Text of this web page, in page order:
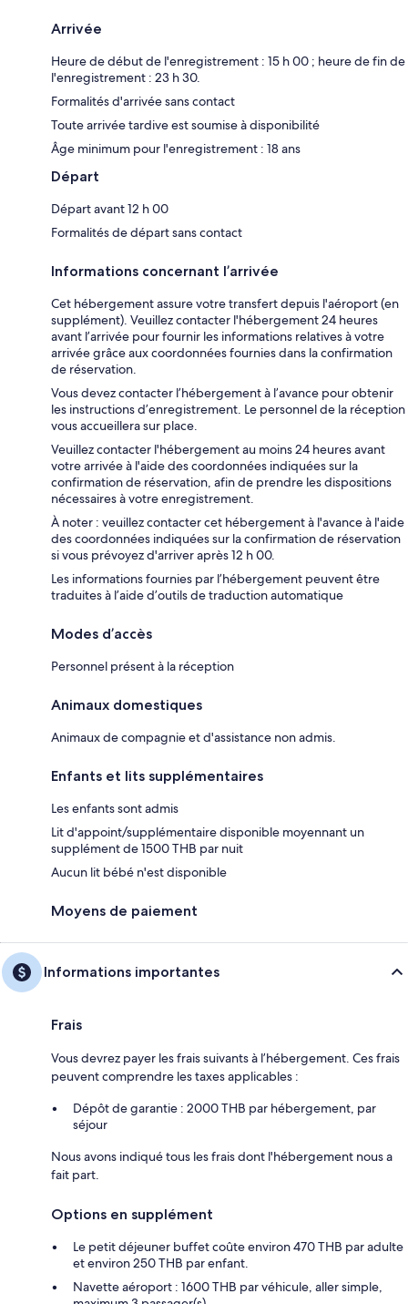
Arrivée
Heure de début de l'enregistrement : 15 h 00 ; heure de fin de
l'enregistrement : 23 h 30.
Formalités d'arrivée sans contact
Toute arrivée tardive est soumise à disponibilité
Âge minimum pour l'enregistrement : 18 ans
Départ
Départ avant 12 h 00
Formalités de départ sans contact
Informations concernant l’arrivée
Cet hébergement assure votre transfert depuis l'aéroport (en
supplément). Veuillez contacter l'hébergement 24 heures
avant l’arrivée pour fournir les informations relatives à votre
arrivée grâce aux coordonnées fournies dans la confirmation
de réservation.
Vous devez contacter l’hébergement à l’avance pour obtenir
les instructions d’enregistrement. Le personnel de la réception
vous accueillera sur place.
Veuillez contacter l'hébergement au moins 24 heures avant
votre arrivée à l'aide des coordonnées indiquées sur la
confirmation de réservation, afin de prendre les dispositions
nécessaires à votre enregistrement.
À noter : veuillez contacter cet hébergement à l'avance à l'aide
des coordonnées indiquées sur la confirmation de réservation
si vous prévoyez d'arriver après 12 h 00.
Les informations fournies par l’hébergement peuvent être
traduites à l’aide d’outils de traduction automatique
Modes d’accès
Personnel présent à la réception
Animaux domestiques
Animaux de compagnie et d'assistance non admis.
Enfants et lits supplémentaires
Les enfants sont admis
Lit d'appoint/supplémentaire disponible moyennant un
supplément de 1500 THB par nuit
Aucun lit bébé n'est disponible
Moyens de paiement
Informations importantes
Frais
Vous devrez payer les frais suivants à l’hébergement. Ces frais
peuvent comprendre les taxes applicables :
Dépôt de garantie : 2000 THB par hébergement, par
séjour
Nous avons indiqué tous les frais dont l'hébergement nous a
fait part.
Options en supplément
Le petit déjeuner buffet coûte environ 470 THB par adulte
et environ 250 THB par enfant.
Navette aéroport : 1600 THB par véhicule, aller simple,